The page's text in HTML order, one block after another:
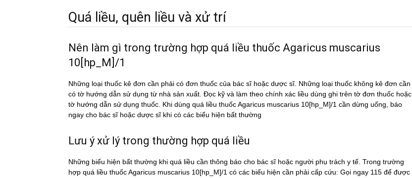
Quá liều, quên liều và xử trí
Nên làm gì trong trường hợp quá liều thuốc Agaricus muscarius
10[hp_M]/1
Những loại thuốc kê đơn cần phải có đơn thuốc của bác sĩ hoặc dược sĩ. Những loại thuốc không kê đơn cần
có tờ hướng dẫn sử dụng từ nhà sản xuất. Đọc kỹ và làm theo chính xác liều dùng ghi trên tờ đơn thuốc hoặc
tờ hướng dẫn sử dụng thuốc. Khi dùng quá liều thuốc Agaricus muscarius 10[hp_M]/1 cần dừng uống, báo
ngay cho bác sĩ hoặc dược sĩ khi có các biểu hiện bất thường
Lưu ý xử lý trong thường hợp quá liều
Những biểu hiện bất thường khi quá liều cần thông báo cho bác sĩ hoặc người phụ trách y tế. Trong trường
hợp quá liều thuốc Agaricus muscarius 10[hp_M]/1 có các biểu hiện cần phải cấp cứu: Gọi ngay 115 để được